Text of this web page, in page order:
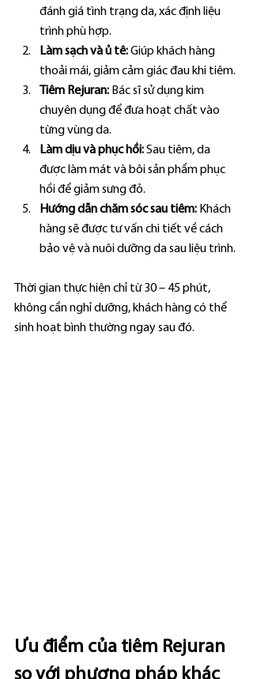
đánh giá tình trạng da, xác định liệu
trình phù hợp.
Làm sạch và ủ tê: Giúp khách hàng
thoải mái, giảm cảm giác đau khi tiêm.
Tiêm Rejuran: Bác sĩ sử dụng kim
chuyên dụng để đưa hoạt chất vào
từng vùng da.
Làm dịu và phục hồi: Sau tiêm, da
được làm mát và bôi sản phẩm phục
hồi để giảm sưng đỏ.
Hướng dẫn chăm sóc sau tiêm: Khách
hàng sẽ được tư vấn chi tiết về cách
bảo vệ và nuôi dưỡng da sau liệu trình.
Thời gian thực hiện chỉ từ 30 – 45 phút,
không cần nghỉ dưỡng, khách hàng có thể
sinh hoạt bình thường ngay sau đó.
Ưu điểm của tiêm Rejuran